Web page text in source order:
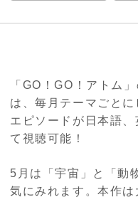
「GO！GO！アトム
は、毎月テーマごと
エピソードが日本語
て視聴可能！
5月は「宇宙」と「動
気にみれます。本作